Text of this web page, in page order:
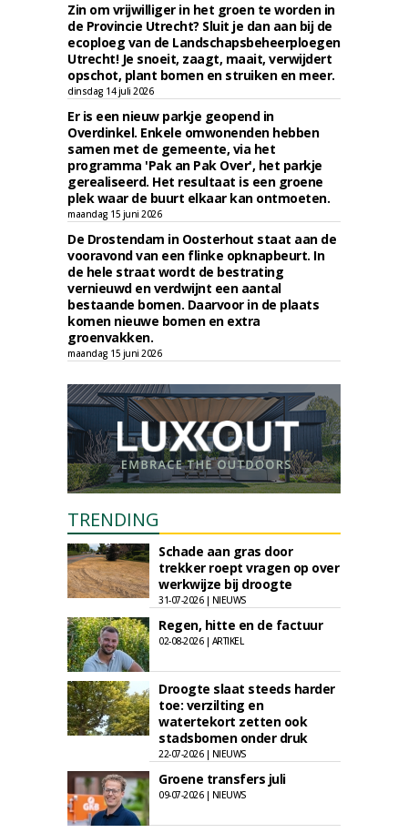
Zin om vrijwilliger in het groen te worden in
de Provincie Utrecht? Sluit je dan aan bij de
ecoploeg van de Landschapsbeheerploegen
Utrecht! Je snoeit, zaagt, maait, verwijdert
opschot, plant bomen en struiken en meer.
dinsdag 14 juli 2026
Er is een nieuw parkje geopend in
Overdinkel. Enkele omwonenden hebben
samen met de gemeente, via het
programma 'Pak an Pak Over', het parkje
gerealiseerd. Het resultaat is een groene
plek waar de buurt elkaar kan ontmoeten.
maandag 15 juni 2026
De Drostendam in Oosterhout staat aan de
vooravond van een flinke opknapbeurt. In
de hele straat wordt de bestrating
vernieuwd en verdwijnt een aantal
bestaande bomen. Daarvoor in de plaats
komen nieuwe bomen en extra
groenvakken.
maandag 15 juni 2026
TRENDING
Schade aan gras door
trekker roept vragen op over
werkwijze bij droogte
31-07-2026 | NIEUWS
Regen, hitte en de factuur
02-08-2026 | ARTIKEL
Droogte slaat steeds harder
toe: verzilting en
watertekort zetten ook
stadsbomen onder druk
22-07-2026 | NIEUWS
Groene transfers juli
09-07-2026 | NIEUWS